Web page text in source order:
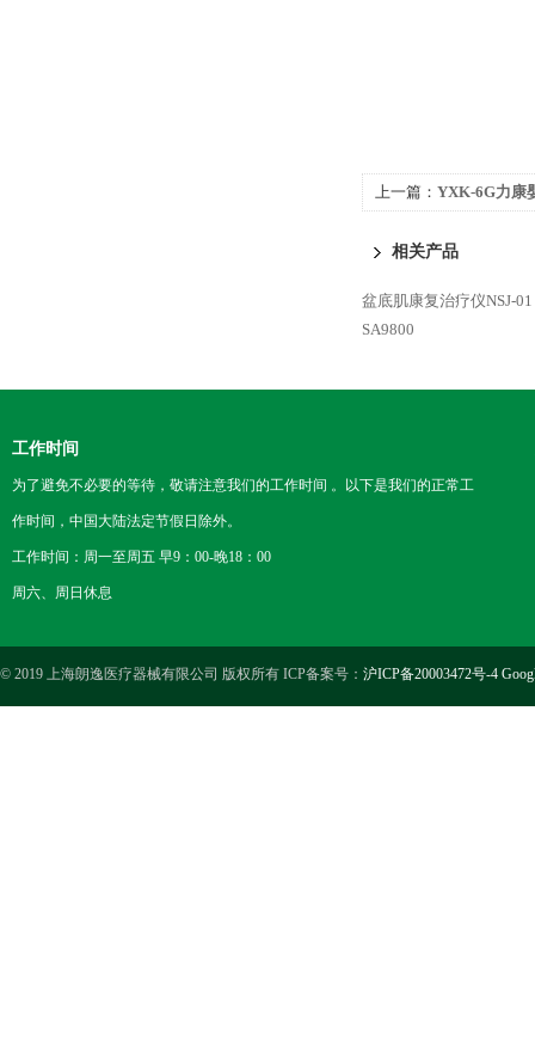
上一篇： YXK-6G力康
相关产品
盆底肌康复治疗仪NSJ-01
SA9800
工作时间
为了避免不必要的等待，敬请注意我们的工作时间 。以下是我们的正常工
作时间，中国大陆法定节假日除外。
工作时间：周一至周五 早9：00-晚18：00
周六、周日休息
© 2019 上海朗逸医疗器械有限公司 版权所有 ICP备案号： 沪ICP备20003472号-4